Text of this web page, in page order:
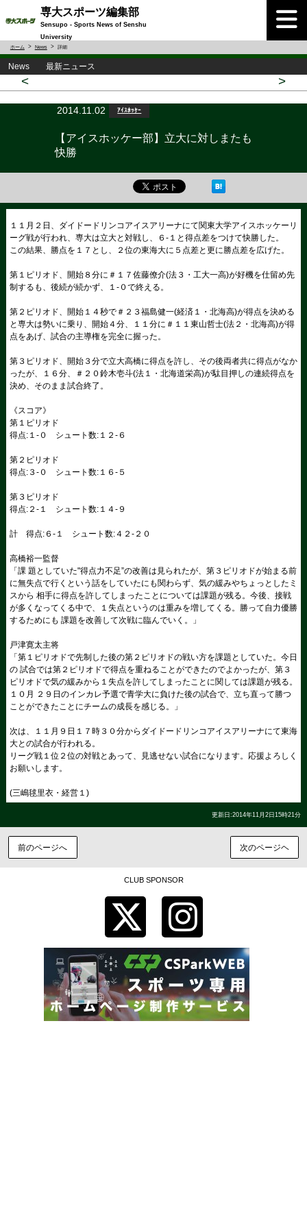
専大スポーツ編集部
Sensupo - Sports News of Senshu
University
ホーム News 詳細
News 最新ニュース
< >
2014.11.02 ｱｲｽﾎｯｹｰ
【アイスホッケー部】立大に対しまたも
快勝
１１月２日、ダイドードリンコアイスアリーナにて関東大学アイスホッケーリ
ーグ戦が行われ、専大は立大と対戦し、６-１と得点差をつけて快勝した。
この結果、勝点を１７とし、２位の東海大に５点差と更に勝点差を広げた。
第１ピリオド、開始８分に＃１７佐藤僚介(法３・工大一高)が好機を仕留め先
制するも、後続が続かず、１-０で終える。
第２ピリオド、開始１４秒で＃２３福島健一(経済１・北海高)が得点を決める
と専大は勢いに乗り、開始４分、１１分に＃１１東山哲士(法２・北海高)が得
点をあげ、試合の主導権を完全に握った。
第３ピリオド、開始３分で立大高橋に得点を許し、その後両者共に得点がなか
ったが、１６分、＃２０鈴木壱斗(法１・北海道栄高)が駄目押しの連続得点を
決め、そのまま試合終了。
《スコア》
第１ピリオド
得点:１-０ シュート数:１２-６
第２ピリオド
得点:３-０ シュート数:１６-５
第３ピリオド
得点:２-１ シュート数:１４-９
計 得点:６-１ シュート数:４２-２０
高橋裕一監督
「課 題としていた"得点力不足”の改善は見られたが、第３ピリオドが始まる前
に無失点で行くという話をしていたにも関わらず、気の緩みやちょっとしたミ
スから 相手に得点を許してしまったことについては課題が残る。今後、接戦
が多くなってくる中で、１失点というのは重みを増してくる。勝って自力優勝
するためにも 課題を改善して次戦に臨んでいく。」
戸津寛太主将
「第１ピリオドで先制した後の第２ピリオドの戦い方を課題としていた。今日
の 試合では第２ピリオドで得点を重ねることができたのでよかったが、第３
ピリオドで気の緩みから１失点を許してしまったことに関しては課題が残る。
１０月 ２９日のインカレ予選で青学大に負けた後の試合で、立ち直って勝つ
ことができたことにチームの成長を感じる。」
次は、１１月９日１７時３０分からダイドードリンコアイスアリーナにて東海
大との試合が行われる。
リーグ戦１位２位の対戦とあって、見逃せない試合になります。応援よろしく
お願いします。
(三嶋毬里衣・経営１)
更新日:2014年11月2日15時21分
前のページへ 次のページヘ
CLUB SPONSOR